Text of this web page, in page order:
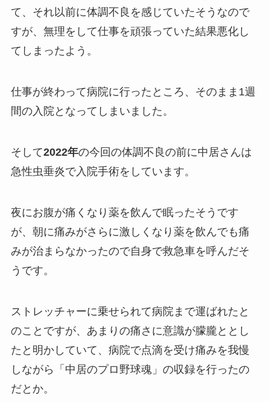
て、それ以前に体調不良を感じていたそうなので
すが、無理をして仕事を頑張っていた結果悪化し
てしまったよう。
仕事が終わって病院に行ったところ、そのまま1週
間の入院となってしまいました。
そして2022年の今回の体調不良の前に中居さんは
急性虫垂炎で入院手術をしています。
夜にお腹が痛くなり薬を飲んで眠ったそうです
が、朝に痛みがさらに激しくなり薬を飲んでも痛
みが治まらなかったので自身で救急車を呼んだそ
うです。
ストレッチャーに乗せられて病院まで運ばれたと
のことですが、あまりの痛さに意識が朦朧ととし
たと明かしていて、病院で点滴を受け痛みを我慢
しながら「中居のプロ野球魂」の収録を行ったの
だとか。